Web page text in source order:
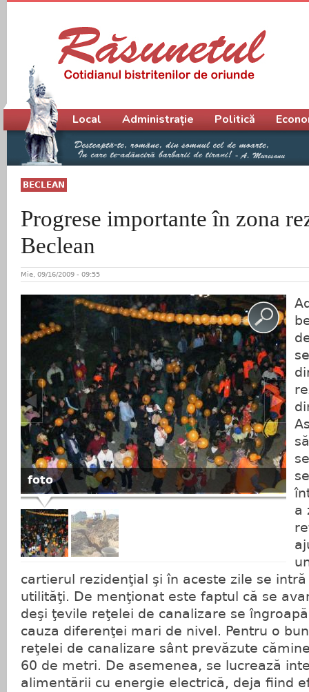
BECLEAN
Progrese importante în zona
Beclean
Mie, 09/16/2009 - 09:55
foto
a
cartierul rezidenţial şi în aceste zile se
utilităţi. De menţionat este faptul că se
deşi ţevile reţelei de canalizare se
cauza diferenţei mari de nivel. Pentru o
reţelei de canalizare sânt prevăzute
60 de metri. De asemenea, se lucrează
alimentării cu energie electrică, deja fiind
Meniu principal
Local Administrație Politică